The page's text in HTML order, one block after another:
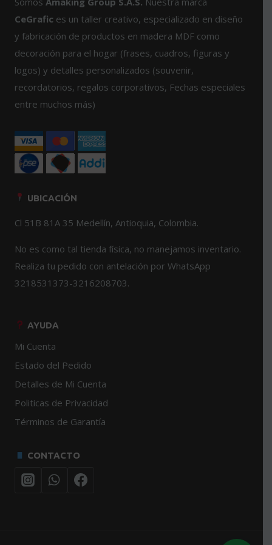
pueden
elegir
en
la
página
se
pueden
elegir
en
la
página
CeGrafic es un taller creativo, especializado en diseño
y fabricación de productos en madera MDF como
decoración para el hogar (frases, cuadros, figuras y
logos) y detalles personalizados (souvenir,
recordatorios, regalos corporativos, Fechas especiales
entre muchos más)
UBICACIÓN
Cl 51B 81A 35 Medellín, Antioquia, Colombia.
No es como tal tienda física, no manejamos inventario.
Realiza tu pedido con antelación por WhatsApp
3218531373-3216208703.
AYUDA
Mi Cuenta
Estado del Pedido
Detalles de Mi Cuenta
Politicas de Privacidad
Términos de Garantía
CONTACTO